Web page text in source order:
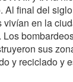
Al final del
en la
sus
y reciclado y